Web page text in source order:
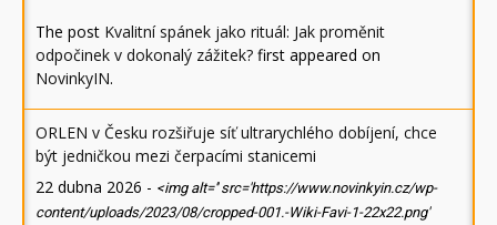
The post Kvalitní spánek jako rituál: Jak proměnit
odpočinek v dokonalý zážitek? first appeared on
NovinkyIN.
ORLEN v Česku rozšiřuje síť ultrarychlého dobíjení, chce
být jedničkou mezi čerpacími stanicemi
22 dubna 2026 - <img alt='' src='https://www.novinkyin.cz/wp-
content/uploads/2023/08/cropped-001.-Wiki-Favi-1-22x22.png'